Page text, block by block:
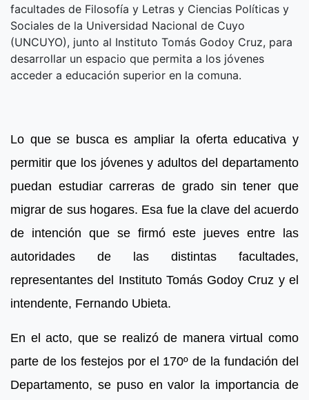
facultades de Filosofía y Letras y Ciencias Políticas y
Sociales de la Universidad Nacional de Cuyo
(UNCUYO), junto al Instituto Tomás Godoy Cruz, para
desarrollar un espacio que permita a los jóvenes
acceder a educación superior en la comuna.
Lo que se busca es ampliar la oferta educativa y
permitir que los jóvenes y adultos del departamento
puedan estudiar carreras de grado sin tener que
migrar de sus hogares. Esa fue la clave del acuerdo
de intención que se firmó este jueves entre las
autoridades de las distintas facultades,
representantes del Instituto Tomás Godoy Cruz y el
intendente, Fernando Ubieta.
En el acto, que se realizó de manera virtual como
parte de los festejos por el 170º de la fundación del
Departamento, se puso en valor la importancia de